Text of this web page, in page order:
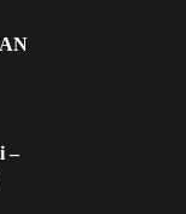
–